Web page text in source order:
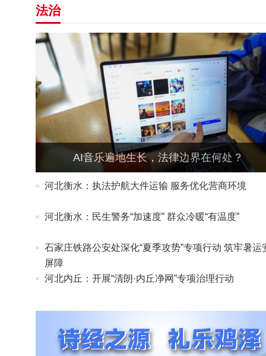
法治
AI音乐遍地生长，法律边界在何处？
河北衡水：执法护航大件运输 服务优化营商环境
河北衡水：民生警务“加速度” 群众冷暖“有温度”
石家庄铁路公安处深化“夏季攻势”专项行动 筑牢暑运
屏障
河北内丘：开展“清朗·内丘净网”专项治理行动